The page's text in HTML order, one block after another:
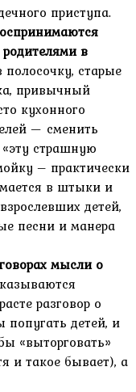
приступа.
в
старые
привычный
кухонного
— сменить
«эту страшную
– практически
в штыки и
детей,
песни и манера
мысли о
разговор о
попугать детей, и
«выторговать»
и такое бывает), а